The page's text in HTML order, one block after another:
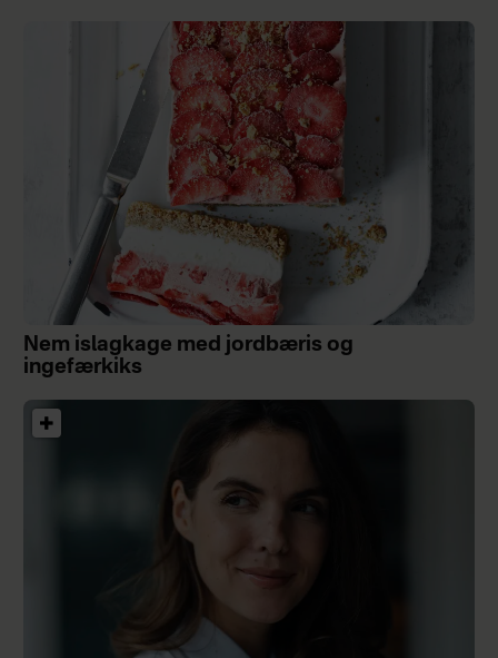
Nem islagkage med jordbæris og
ingefærkiks